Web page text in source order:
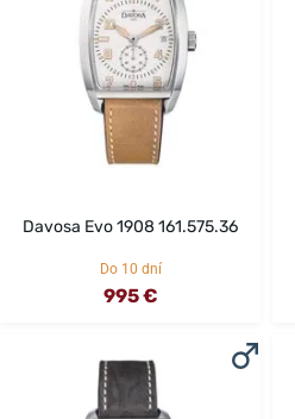
Davosa Evo 1908 161.575.36
Do 10 dní
995 €